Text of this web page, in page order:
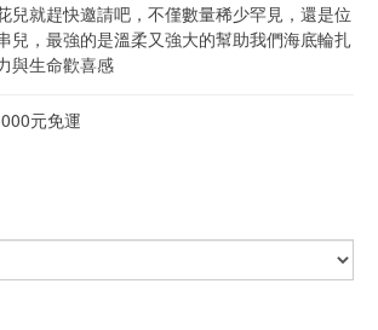
兒就趕快邀請吧，不僅數量稀少罕見，還是位
兒，最強的是溫柔又強大的幫助我們海底輪扎
與生命歡喜感
元免運